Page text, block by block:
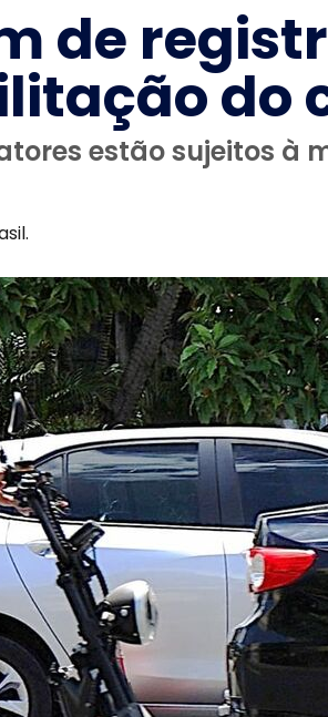
de
do
estão sujeitos à